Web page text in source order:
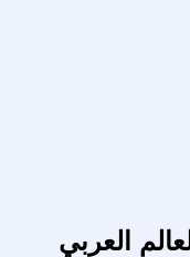
العربي